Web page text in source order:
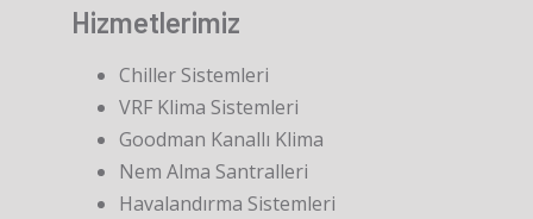
Hizmetlerimiz
Chiller Sistemleri
VRF Klima Sistemleri
Goodman Kanallı Klima
Nem Alma Santralleri
Havalandırma Sistemleri